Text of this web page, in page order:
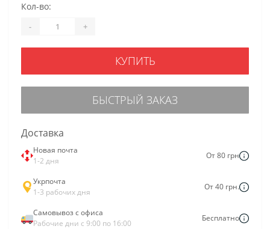
Кол-во:
- +
КУПИТЬ
БЫСТРЫЙ ЗАКАЗ
Доставка
Новая почта
1-2 дня
От 80 грн
Укрпочта
1-3 рабочих дня
От 40 грн.
Самовывоз с офиса
Рабочие дни с 9:00 по 16:00
Бесплатно